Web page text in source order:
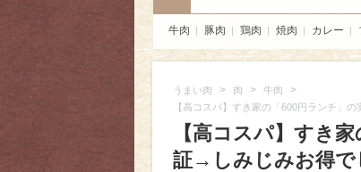
牛肉 豚肉 鶏肉 焼肉 カレー
うまい肉 > 肉 > 牛肉 >
【高コスパ】すき家の「600円ランチ」
【高コスパ】すき
証→しみじみお得で